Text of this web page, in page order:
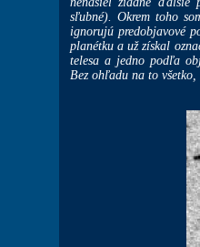
sľubné). Okrem toho
ignorujú predobjavové
planétku a už získal
telesa a jedno podľa
Bez ohľadu na to